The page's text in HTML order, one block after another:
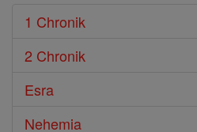
1 Chronik
2 Chronik
Esra
Nehemia